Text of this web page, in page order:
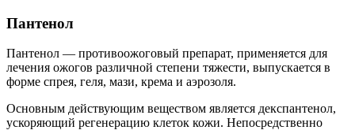
Пантенол
Пантенол — противоожоговый препарат, применяется для
лечения ожогов различной степени тяжести, выпускается в
форме спрея, геля, мази, крема и аэрозоля.
Основным действующим веществом является декспантенол,
ускоряющий регенерацию клеток кожи. Непосредственно